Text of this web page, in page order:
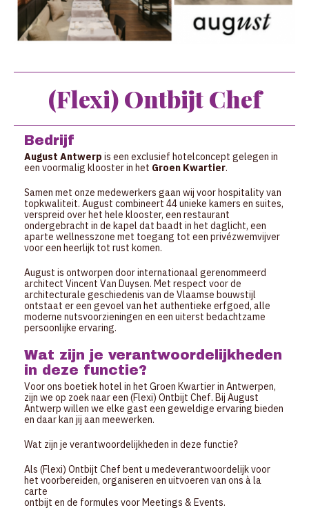
(Flexi) Ontbijt Chef
Bedrijf
August Antwerp is een exclusief hotelconcept gelegen in
een voormalig klooster in het Groen Kwartier.
Samen met onze medewerkers gaan wij voor hospitality van
topkwaliteit. August combineert 44 unieke kamers en suites,
verspreid over het hele klooster, een restaurant
ondergebracht in de kapel dat baadt in het daglicht, een
aparte wellnesszone met toegang tot een privézwemvijver
voor een heerlijk tot rust komen.
August is ontworpen door internationaal gerenommeerd
architect Vincent Van Duysen. Met respect voor de
architecturale geschiedenis van de Vlaamse bouwstijl
ontstaat er een gevoel van het authentieke erfgoed, alle
moderne nutsvoorzieningen en een uiterst bedachtzame
persoonlijke ervaring.
Wat zijn je verantwoordelijkheden
in deze functie?
Voor ons boetiek hotel in het Groen Kwartier in Antwerpen,
zijn we op zoek naar een (Flexi) Ontbijt Chef. Bij August
Antwerp willen we elke gast een geweldige ervaring bieden
en daar kan jij aan meewerken.
Wat zijn je verantwoordelijkheden in deze functie?
Als (Flexi) Ontbijt Chef bent u medeverantwoordelijk voor
het voorbereiden, organiseren en uitvoeren van ons à la
carte
ontbijt en de formules voor Meetings & Events.